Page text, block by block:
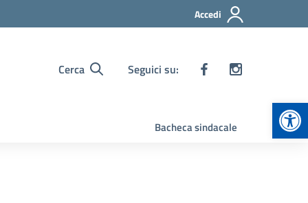
Accedi
Cerca Seguici su:
Bacheca sindacale